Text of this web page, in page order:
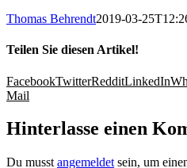
Thomas Behrendt2019-03-
Teilen Sie diesen Artikel!
FacebookTwitterRedditLinkedIn
Mail
Hinterlasse einen
Du musst angemeldet sein, um